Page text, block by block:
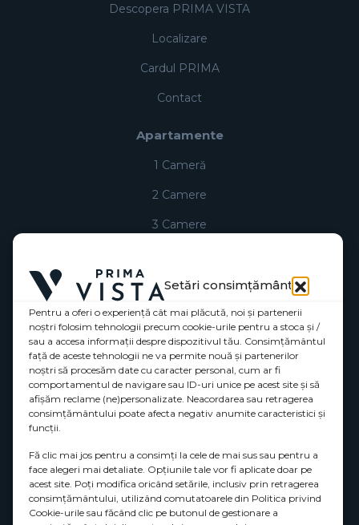
Setări consimțământ
Pentru a oferi o experiență cât mai plăcută, noi și partenerii
noștri folosim tehnologii precum cookie-urile pentru a stoca și /
sau a accesa informații despre dispozitivul tău. Consimțământul
față de aceste tehnologii ne va permite nouă și partenerilor
noștri să procesăm date cu caracter personal, cum ar fi
comportamentul de navigare sau ID-uri unice pe acest site și să
afișăm reclame (ne)personalizate. Neacordarea sau retragerea
consimțământului poate afecta negativ anumite caracteristici și
funcții.
Fă clic mai jos pentru a consimți la cele de mai sus sau pentru a
face alegeri mai detaliate. Opțiunile tale vor fi aplicate doar pe
acest site. Poți modifica oricând setările, inclusiv prin retragerea
consimțământului, utilizând comutatoarele din Politica privind
Cookie-urile sau făcând clic pe butonul de gestionare a
Descopera PRIMA VISTA
Localizare
Cardul PRIMA
Contact
Apartamente
1 Cameră
2 Camere
3 Camere
Comercial
Utilizare site
Politica de confidențialitate (UE)
Declaratie de confidentialitate (UE)